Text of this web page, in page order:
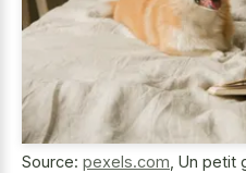
Source: pexels.com Un petit